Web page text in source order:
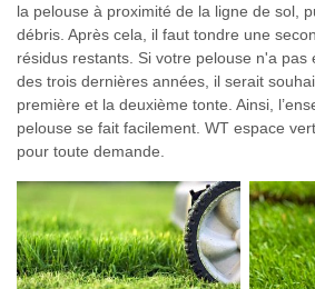
la pelouse à proximité de la ligne de sol,
débris. Après cela, il faut tondre une
résidus restants. Si votre pelouse n'a pas
des trois dernières années, il serait
première et la deuxième tonte. Ainsi,
pelouse se fait facilement. WT espace
pour toute demande.